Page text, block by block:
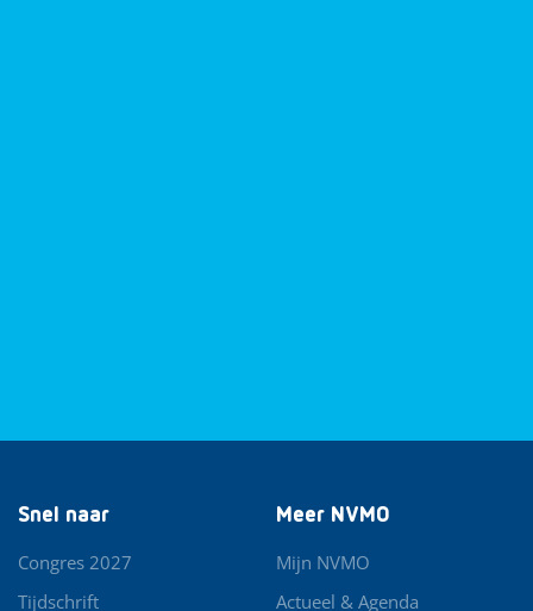
Snel naar
Congres 2027
Tijdschrift
Meer NVMO
Mijn NVMO
Actueel & Agenda